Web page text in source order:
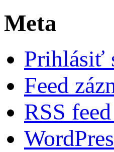
Meta
Prihlásiť
Feed
RSS